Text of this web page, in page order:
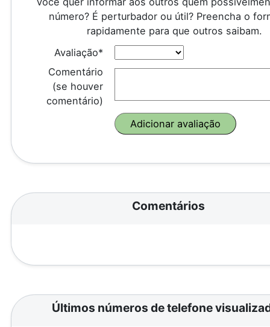
número? É perturbador ou útil? Preencha o
rapidamente para que outros saibam.
Avaliação*
Comentário
(se houver
comentário)
Comentários
Últimos números de telefone